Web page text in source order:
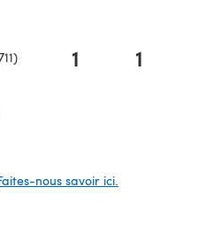
1 1
nous savoir ici.